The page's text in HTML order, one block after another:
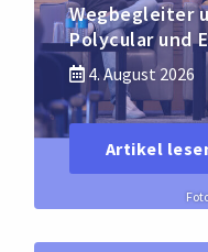
Wegbegleiter
Polycular und
4. August 2026
Artikel